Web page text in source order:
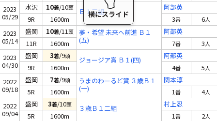
2023
05/29
水沢 10着/10頭 Ｂ１三組
阿部英
9R
1600m 3番 6人
2023
05/14
盛岡 10着/11頭
夢・希望 未来へ前進 Ｂ１
(五)
阿部英
11R
1600m 7番 3人
2023
04/30
盛岡 3着/9頭 ジョージア賞 Ｂ１(四)
阿部英
9R
1600m 4番 5人
2022
09/18
盛岡 7着/9頭
うまのわーるど賞 ３歳Ｂ１
(一)
関本淳
5R
1600m 1番 4人
2022
09/04
盛岡 3着/10頭 ３歳Ｂ１二組
村上忍
5R
1600m 1番 2人